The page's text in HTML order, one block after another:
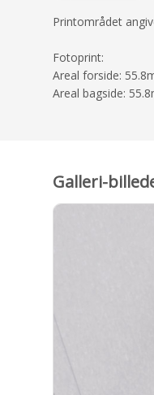
Printområdet
Fotoprint:
Areal forside:
Areal bagside:
Galleri-